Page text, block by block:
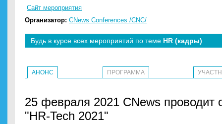
Сайт мероприятия
Организатор: CNews Conferences /CNC/
Будь в курсе всех мероприятий по теме HR (кадры)
АНОНС ПРОГРАММА
25 февраля 2021 CNews
"HR-Tech 2021"